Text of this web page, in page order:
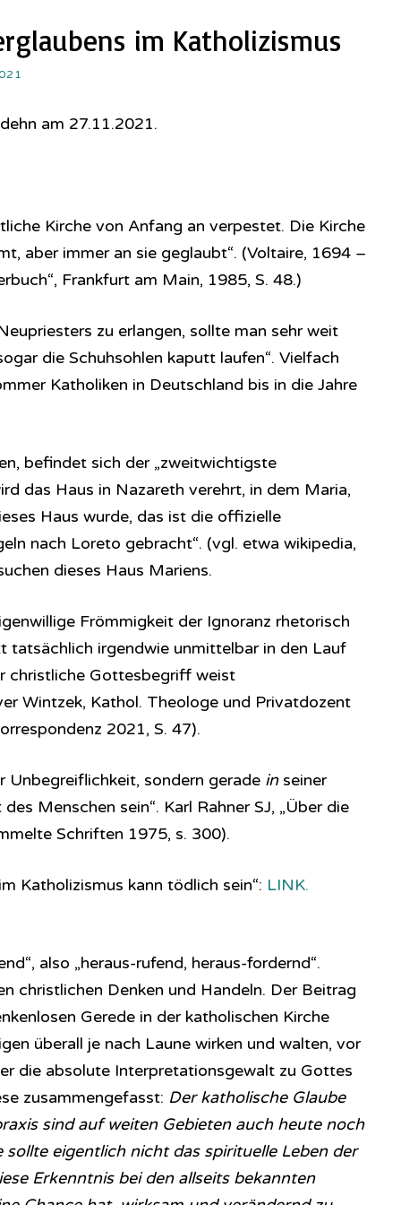
im Katholizismus
am 27.11.2021.
Kirche von Anfang an verpestet. Die Kirche
aber immer an sie geglaubt“. (Voltaire, 1694 –
Frankfurt am Main, 1985, S. 48.)
zu erlangen, sollte man sehr weit
die Schuhsohlen kaputt laufen“. Vielfach
Katholiken in Deutschland bis in die Jahre
befindet sich der „zweitwichtigste
das Haus in Nazareth verehrt, in dem Maria,
Haus wurde, das ist die offizielle
nach Loreto gebracht“. (vgl. etwa wikipedia,
dieses Haus Mariens.
Frömmigkeit der Ignoranz rhetorisch
tatsächlich irgendwie unmittelbar in den Lauf
christliche Gottesbegriff weist
Wintzek, Kathol. Theologe und Privatdozent
2021, S. 47).
Unbegreiflichkeit, sondern gerade in seiner
Menschen sein“. Karl Rahner SJ, „Über die
Schriften 1975, s. 300).
Katholizismus kann tödlich sein“: LINK.
also „heraus-rufend, heraus-fordernd“.
christlichen Denken und Handeln. Der Beitrag
Gerede in der katholischen Kirche
überall je nach Laune wirken und walten, vor
die absolute Interpretationsgewalt zu Gottes
zusammengefasst: Der katholische Glaube
sind auf weiten Gebieten auch heute noch
eigentlich nicht das spirituelle Leben der
Erkenntnis bei den allseits bekannten